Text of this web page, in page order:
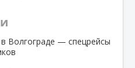
в Волгограде — спецрейсы